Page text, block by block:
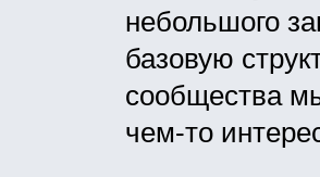
небольшого
базовую
сообщества
чем-то